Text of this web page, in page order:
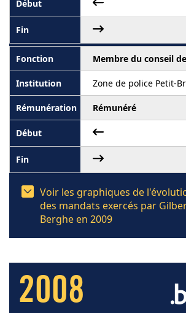
Membre du conseil
Zone de police Petit-
Rémunéré
Voir les graphiques de
des mandats exercés par
Berghe en 2009
2008